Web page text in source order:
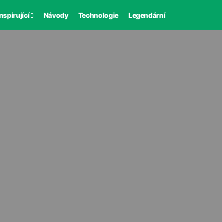
Návody Technologie Legendární